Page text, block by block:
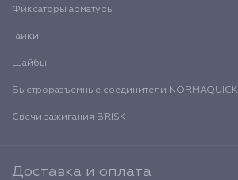
Фиксаторы арматуры
Гайки
Шайбы
Быстроразъемные соединители NORMAQUICK
Свечи зажигания BRISK
Доставка и оплата